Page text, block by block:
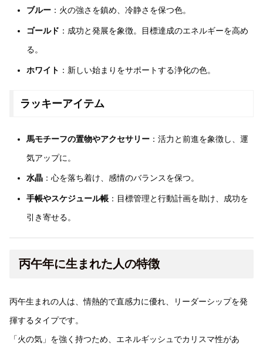
ブルー：火の強さを鎮め、冷静さを保つ色。
ゴールド ：成功と発展を象徴。目標達成のエネルギーを高め
る。
ホワイト ：新しい始まりをサポートする浄化の色。
ラッキーアイテム
馬モチーフの置物やアクセサリー：活力と前進を象徴し、運
気アップに。
水晶：心を落ち着け、感情のバランスを保つ。
手帳やスケジュール帳：目標管理と行動計画を助け、成功を
引き寄せる。
丙午年に生まれた人の特徴
丙午生まれの人は、情熱的で直感力に優れ、リーダーシップを発
揮するタイプです。
「火の気」を強く持つため、エネルギッシュでカリスマ性があ